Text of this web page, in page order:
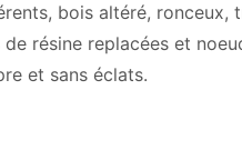
bois altéré, ronceux,
résine replacées et
et sans éclats.